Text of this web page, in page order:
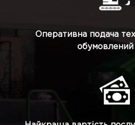
Оперативна подача
обумовлений